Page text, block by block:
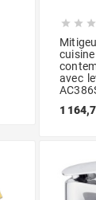
  
avec
1